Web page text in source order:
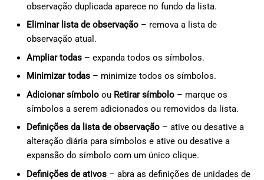
observação duplicada aparece no fundo da lista.
Eliminar lista de observação– remova a lista de
observação atual.
Ampliar todas– expanda todos os símbolos.
Minimizar todas– minimize todos os símbolos.
Adicionar símboloou Retirar símbolo– marque os
símbolos a serem adicionados ou removidos da lista.
Definições da lista de observação– ative ou desative a
alteração diária para símbolos e ative ou desative a
expansão do símbolo com um único clique.
Definições de ativos– abra as definições de unidades de